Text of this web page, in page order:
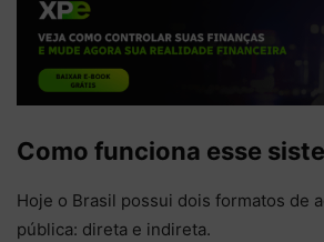
Como funciona esse
Hoje o Brasil possui dois formatos de
pública: direta e indireta.